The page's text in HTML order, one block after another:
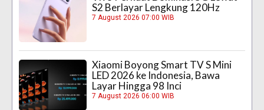
S2 Berlayar Lengkung 120Hz
7 August 2026 07:00 WIB
Xiaomi Boyong Smart TV S Mini
LED 2026 ke Indonesia, Bawa
Layar Hingga 98 Inci
7 August 2026 06:00 WIB